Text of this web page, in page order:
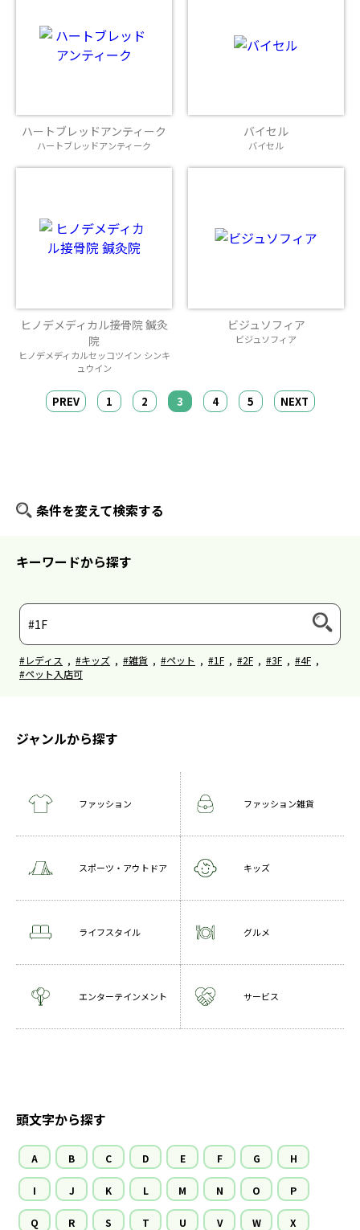
ハートブレッドアンティーク
ハートブレッドアンティーク
バイセル
バイセル
ヒノデメディカル接骨院 鍼灸
院
ヒノデメディカルセッコツイン シンキ
ュウイン
ビジュソフィア
ビジュソフィア
PREV 1 2 3 4 5 NEXT
条件を変えて検索する
キーワードから探す
#レディス , #キッズ , #雑貨 , #ペット , #1F , #2F , #3F , #4F ,
#ペット入店可
ジャンルから探す
ファッション ファッション雑貨
スポーツ・アウトドア キッズ
ライフスタイル グルメ
エンターテインメント サービス
頭文字から探す
A B C D E F G H
I J K L M N O P
Q R S T U V W X